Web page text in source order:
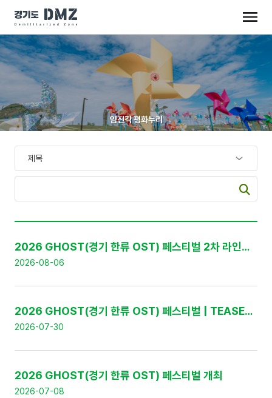
임진각 평화누리
사
항
번
,
목
날
로
구
2026 GHOST(경기 한류 OST) 페스티벌 2차 라인업 공개 및 프리세일 티켓 판매 안내
2026-08-06
2026 GHOST(경기 한류 OST) 페스티벌 | TEASER 영상 공개
2026-07-30
2026 GHOST(경기 한류 OST) 페스티벌 개최
2026-07-08